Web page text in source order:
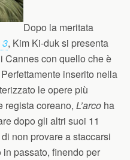
Dopo la meritata
3, Kim Ki-duk si presenta
Cannes con quello che è
inserito nella
le opere più
regista coreano, L’arco ha
dopo gli altri suoi 11
non provare a staccarsi
passato, finendo per